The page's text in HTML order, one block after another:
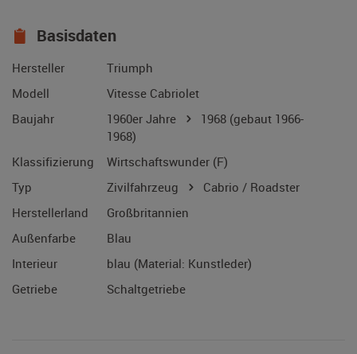
Basisdaten
Hersteller
Triumph
Modell
Vitesse Cabriolet
Baujahr
1960er Jahre 1968 (gebaut 1966-
1968)
Klassifizierung
Wirtschaftswunder (F)
Typ
Zivilfahrzeug
Cabrio / Roadster
Herstellerland
Großbritannien
Außenfarbe
Blau
Interieur
blau (Material: Kunstleder)
Getriebe
Schaltgetriebe